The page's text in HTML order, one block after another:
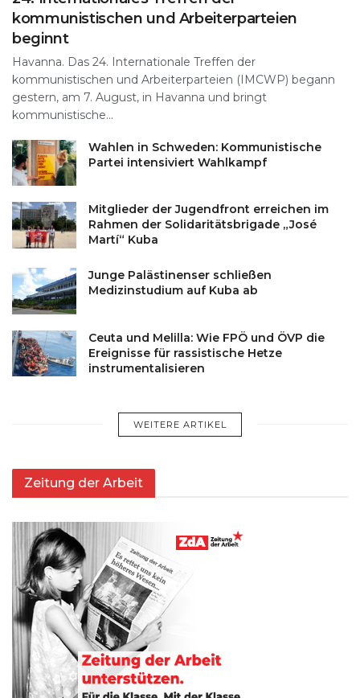
kommunistischen und Arbeiterparteien
beginnt
Havanna. Das 24. Internationale Treffen der
kommunistischen und Arbeiterparteien (IMCWP) begann
gestern, am 7. August, in Havanna und bringt
kommunistische...
Wahlen in Schweden: Kommunistische
Partei intensiviert Wahlkampf
Mitglieder der Jugendfront erreichen im
Rahmen der Solidaritätsbrigade „José
Martí“ Kuba
Junge Palästinenser schließen
Medizinstudium auf Kuba ab
Ceuta und Melilla: Wie FPÖ und ÖVP die
Ereignisse für rassistische Hetze
instrumentalisieren
WEITERE ARTIKEL
Zeitung der Arbeit